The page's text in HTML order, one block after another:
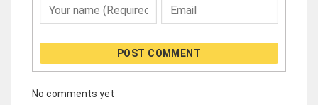
POST COMMENT
No comments yet